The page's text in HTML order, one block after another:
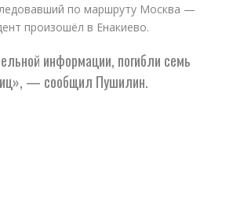
по маршруту Москва —
произошёл в Енакиево.
информации, погибли семь
— сообщил Пушилин.